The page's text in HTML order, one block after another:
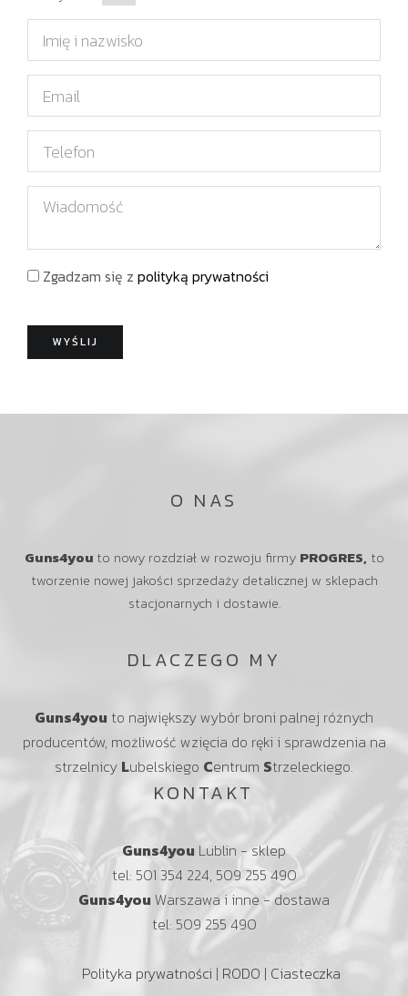
l
ś
m
i
i
a
i
s
o
m
a
l
e
l
o
n
a
d
m
Zgadzam się z polityką prywatności
WYŚLIJ
O NAS
Guns4you to nowy rozdział w rozwoju firmy PROGRES, to
tworzenie nowej jakości sprzedaży detalicznej w sklepach
stacjonarnych i dostawie.
DLACZEGO MY
Guns4you to największy wybór broni palnej różnych
producentów, możliwość wzięcia do ręki i sprawdzenia na
strzelnicy Lubelskiego Centrum Strzeleckiego.
KONTAKT
Guns4you Lublin - sklep
tel: 501 354 224, 509 255 490
Guns4you Warszawa i inne - dostawa
tel: 509 255 490
Polityka prywatności | RODO | Ciasteczka